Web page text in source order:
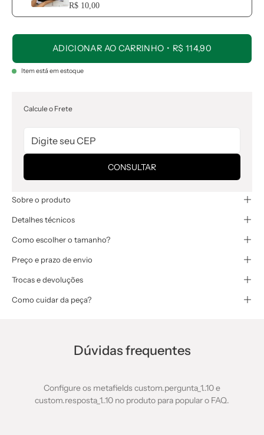
R$ 10,00
ADICIONAR AO CARRINHO R$ 114,90
Item está em estoque
Calcule o Frete
CONSULTAR
Sobre o produto
Detalhes técnicos
Como escolher o tamanho?
Preço e prazo de envio
Trocas e devoluções
Como cuidar da peça?
Dúvidas frequentes
Configure os metafields custom.pergunta_1..10 e
custom.resposta_1..10 no produto para popular o FAQ.